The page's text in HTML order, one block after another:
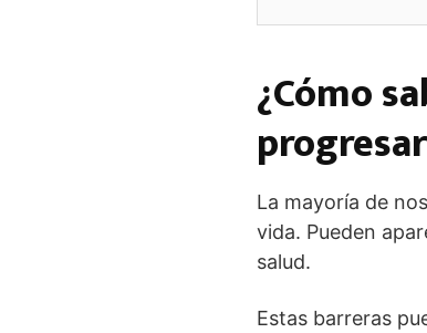
¿Cómo
La mayoría de
vida. Pueden
salud.
Estas barreras